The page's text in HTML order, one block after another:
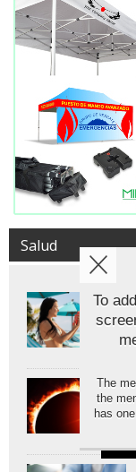
Salud
lista
To
The
the
has